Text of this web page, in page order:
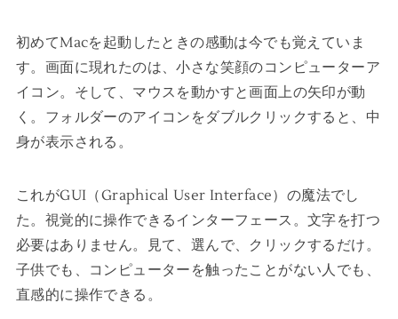
初めてMacを起動したときの感動は今でも覚えていま
す。画面に現れたのは、小さな笑顔のコンピューターア
イコン。そして、マウスを動かすと画面上の矢印が動
く。フォルダーのアイコンをダブルクリックすると、中
身が表示される。
これがGUI（Graphical User Interface）の魔法でし
た。視覚的に操作できるインターフェース。文字を打つ
必要はありません。見て、選んで、クリックするだけ。
子供でも、コンピューターを触ったことがない人でも、
直感的に操作できる。